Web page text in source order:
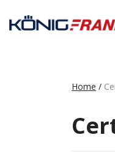
Home /